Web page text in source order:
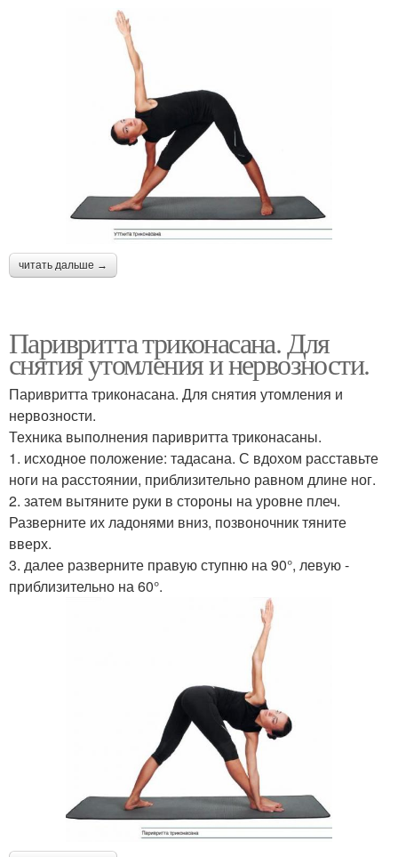
читать дальше →
Паривритта триконасана. Для
снятия утомления и нервозности.
Паривритта триконасана. Для снятия утомления и
нервозности.
Техника выполнения паривритта триконасаны.
1. исходное положение: тадасана. С вдохом расставьте
ноги на расстоянии, приблизительно равном длине ног.
2. затем вытяните руки в стороны на уровне плеч.
Разверните их ладонями вниз, позвоночник тяните
вверх.
3. далее разверните правую ступню на 90°, левую -
приблизительно на 60°.